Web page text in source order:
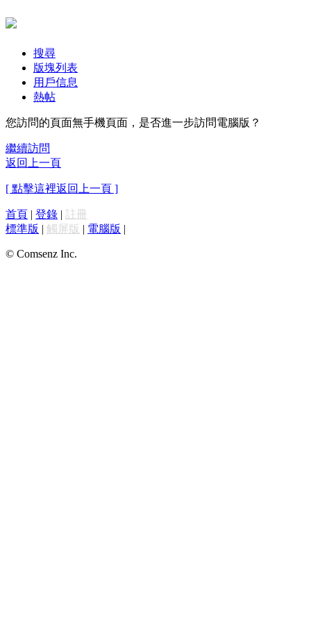
搜尋
版塊列表
用戶信息
熱帖
您訪問的頁面無手機頁面，是否進一步訪問電腦版？
繼續訪問
返回上一頁
[ 點擊這裡返回上一頁 ]
首頁 | 登錄 | 註冊
標準版 | 觸屏版 | 電腦版 |
© Comsenz Inc.